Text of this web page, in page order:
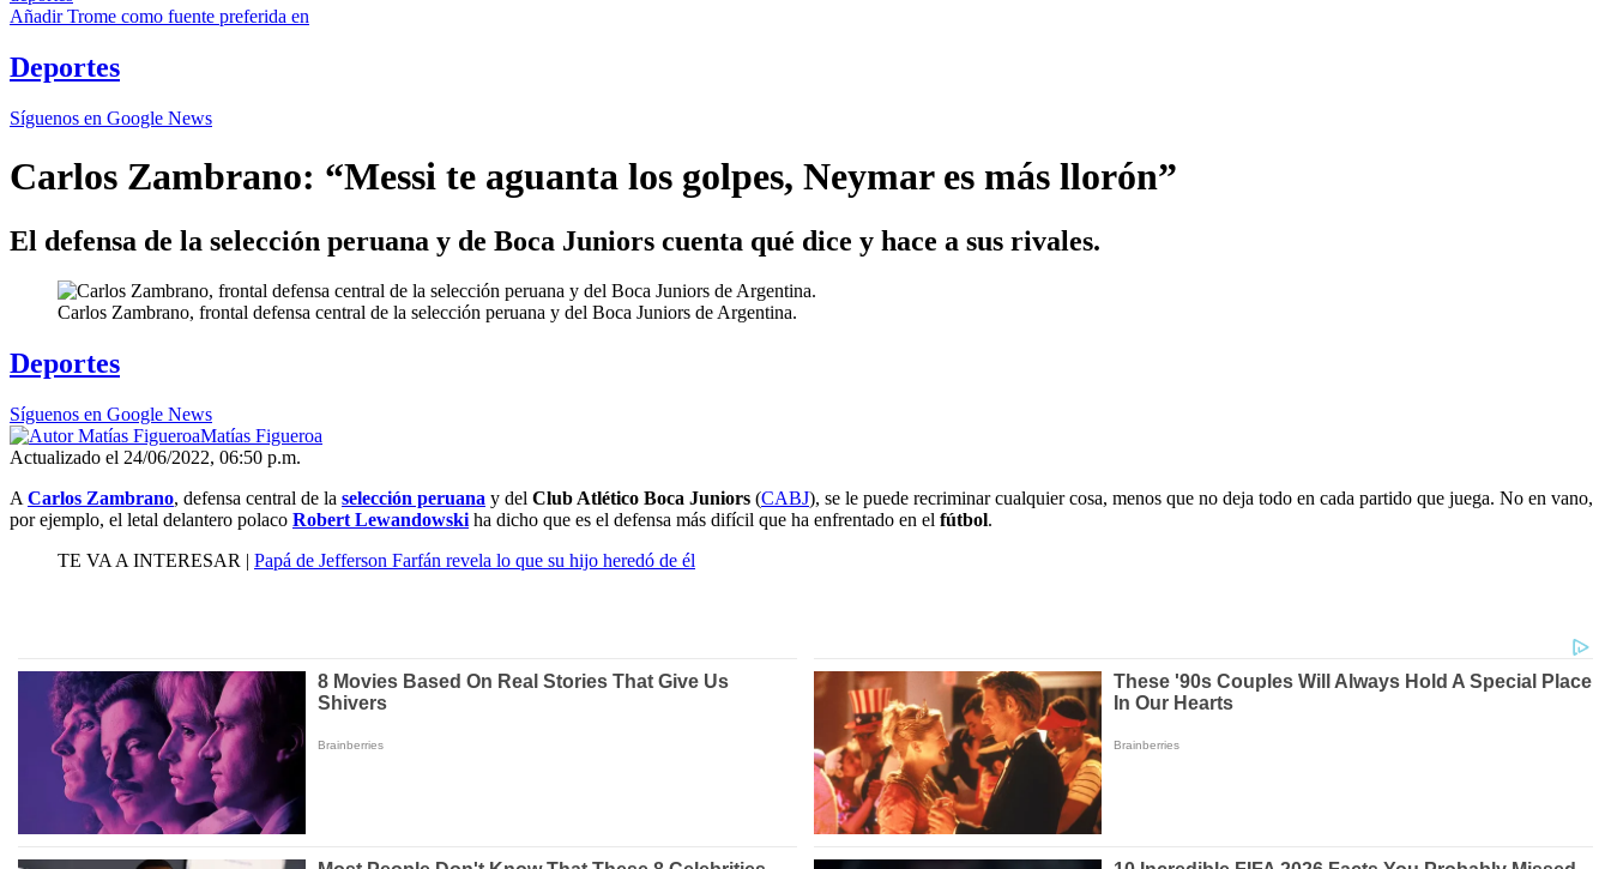
AñadirTrome como fuente preferida en
Deportes
Síguenos en Google News
Carlos Zambrano: “Messi te aguanta los golpes, Neymar es más llorón”
El defensa de la selección peruana y de Boca Juniors cuenta qué dice y hace a sus rivales.
Carlos Zambrano, frontal defensa central de la selección peruana y del Boca Juniors de Argentina.
Deportes
Síguenos en Google News
Matías Figueroa
Actualizado el 24/06/2022, 06:50 p.m.
A Carlos Zambrano, defensa central de la selección peruana y del Club Atlético Boca Juniors (CABJ), se le puede recriminar cualquier cosa, menos que no deja todo en cada partido que juega. No en vano,
por ejemplo, el letal delantero polaco Robert Lewandowski ha dicho que es el defensa más difícil que ha enfrentado en el fútbol.
TE VA A INTERESAR | Papá de Jefferson Farfán revela lo que su hijo heredó de él